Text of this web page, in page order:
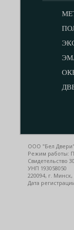
ООО "Бел Двери"
Режим работы:
Свидетельство
УНП 193058050
220094, г.
Дата